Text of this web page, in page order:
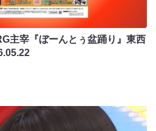
主宰『ぼーんとぅ盆踊り』東西